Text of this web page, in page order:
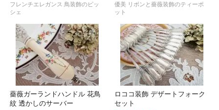
フレンチエレガンス 鳥装飾のピッ
シェ
優美 リボンと薔薇装飾のティーポ
ット
薔薇ガーランドハンドル 花鳥
紋 透かしのサーバー
ロココ装飾 デザートフォーク
セット